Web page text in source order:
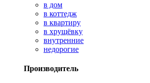
в дом
в коттедж
в квартиру
в хрущёвку
внутренние
недорогие
Производитель